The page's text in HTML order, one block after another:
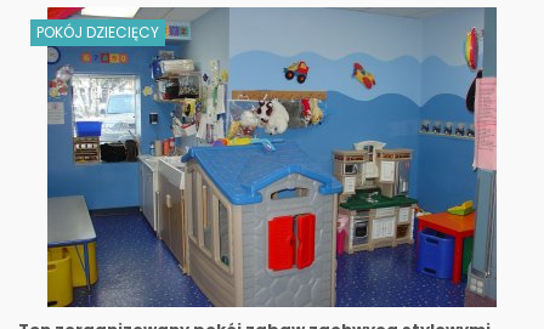
POKÓJ DZIECIĘCY